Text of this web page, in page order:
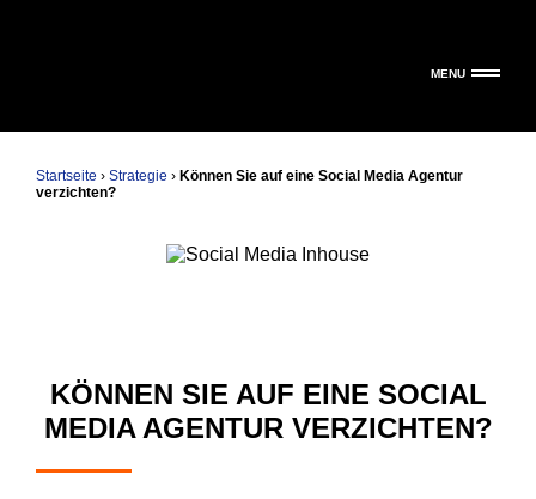
MENU
Startseite › Strategie › Können Sie auf eine Social Media Agentur
verzichten?
KÖNNEN SIE AUF EINE SOCIAL
MEDIA AGENTUR VERZICHTEN?